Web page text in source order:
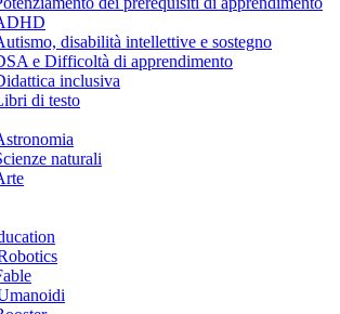
disabilità intellettive e sostegno
e Difficoltà di apprendimento
inclusiva
di testo
naturali